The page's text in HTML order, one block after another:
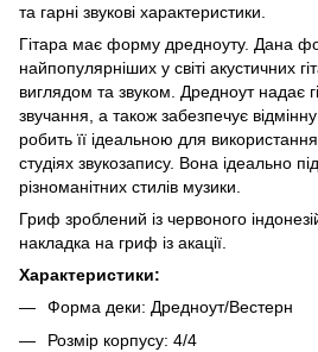
та гарні звукові характеристики.
Гітара має форму дредноуту. Дана
найпопулярніших у світі акустичних
виглядом та звуком. Дредноут надає
звучання, а також забезпечує
робить її ідеальною для
студіях звукозапису. Вона ідеально
різноманітних стилів музики.
Гриф зроблений із червоного
накладка на гриф із акації.
Характеристики:
Форма деки: Дредноут/Вестерн
Розмір корпусу: 4/4